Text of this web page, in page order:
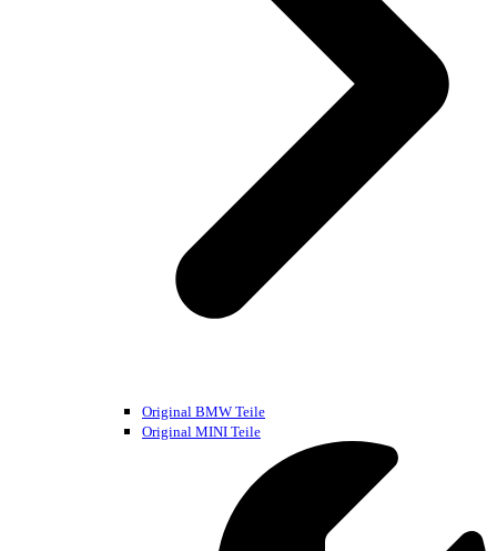
Original BMW Teile
Original MINI Teile